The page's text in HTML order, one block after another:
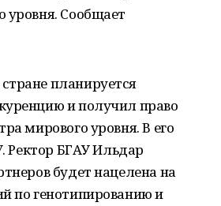
уровня. Сообщает
планируется
и получил право
мирового уровня. В его
Ректор БГАУ Ильдар
будет нацелена на
по генотипированию и